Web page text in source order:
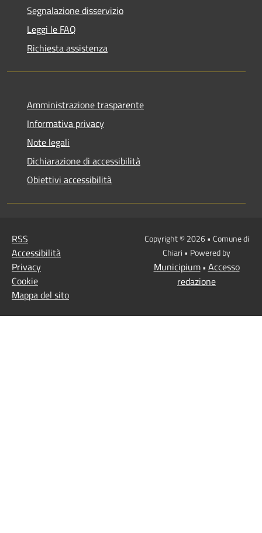
Segnalazione disservizio
Leggi le FAQ
Richiesta assistenza
Amministrazione trasparente
Informativa privacy
Note legali
Dichiarazione di accessibilità
Obiettivi accessibilità
RSS
Accessibilità
Privacy
Cookie
Mappa del sito
Copyright © 2026 • Comune di
Chiari • Powered by
Municipium• Accesso
redazione